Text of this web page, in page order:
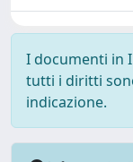
I documenti in
tutti i diritti
indicazione.